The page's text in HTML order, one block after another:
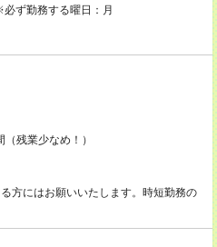
ず勤務する曜日：月
残業少なめ！）
方にはお願いいたします。時短勤務の